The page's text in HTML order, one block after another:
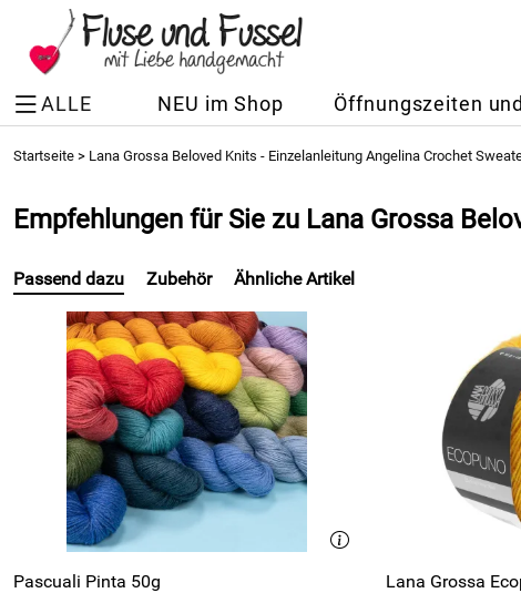
ALLE NEU im Shop Öffnungszeiten
Startseite > Lana Grossa Beloved Knits - Einzelanleitung Angelina Crochet
Empfehlungen für Sie zu Lana Grossa
Passend dazu
Pascuali Pinta 50g Lana Grossa
Zubehör Ähnliche Artikel